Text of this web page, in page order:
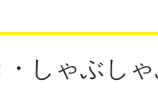
しゃぶし